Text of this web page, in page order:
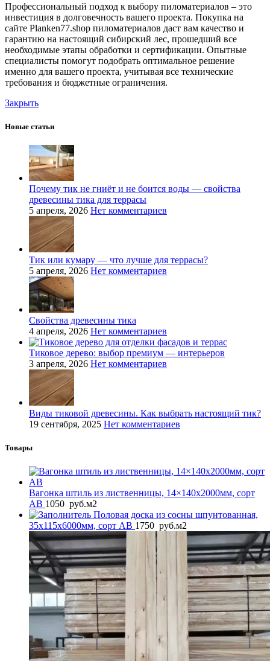
Профессиональный подход к выбору пиломатериалов – это
инвестиция в долговечность вашего проекта. Покупка на
сайте Planken77.shop пиломатериалов даст вам качество и
гарантию на настоящий сибирский лес, прошедший все
необходимые этапы обработки и сертификации. Опытные
специалисты помогут подобрать оптимальное решение
именно для вашего проекта, учитывая все технические
требования и бюджетные ограничения.
Закрыть
Новые статьи
Почему тик не гниёт и не боится воды — свойства
древесины тика для террасы
5 апреля, 2026 Нет комментариев
Тик или кумару — что лучше для террасы?
5 апреля, 2026 Нет комментариев
Свойства древесины тика
4 апреля, 2026 Нет комментариев
Тиковое дерево: выбор премиум — интерьеров
3 апреля, 2026 Нет комментариев
Виды тиковой древесины. Как выбрать настоящий тик?
19 сентября, 2025 Нет комментариев
Товары
Вагонка штиль из лиственницы, 14×140x2000мм, сорт
AB 1050 руб.м2
Половая доска из сосны шпунтованная,
35x115x6000мм, сорт AB 1750 руб.м2